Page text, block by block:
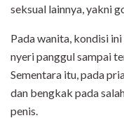
seksual lainnya, yakni
Pada wanita, kondisi
nyeri panggul sampai
Sementara itu, pada
dan bengkak pada
penis.